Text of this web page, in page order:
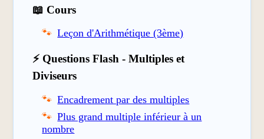
📖 Cours
Leçon d'Arithmétique (3ème)
⚡ Questions Flash - Multiples et
Diviseurs
Encadrement par des multiples
Plus grand multiple inférieur à un
nombre